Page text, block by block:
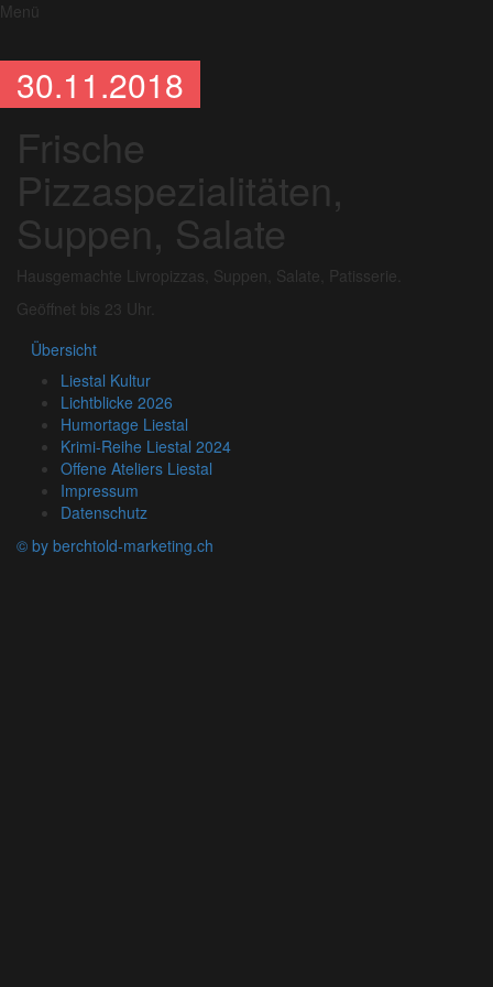
Menü
30.11.2018
Frische
Pizzaspezialitäten,
Suppen, Salate
Hausgemachte Livropizzas, Suppen, Salate, Patisserie.
Geöffnet bis 23 Uhr.
Übersicht
Liestal Kultur
Lichtblicke 2026
Humortage Liestal
Krimi-Reihe Liestal 2024
Offene Ateliers Liestal
Impressum
Datenschutz
© by berchtold-marketing.ch